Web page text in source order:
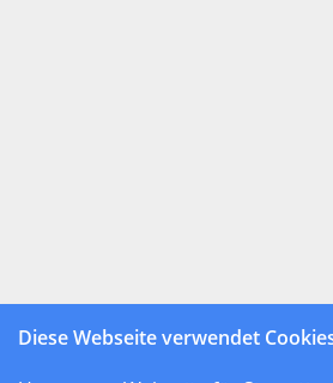
Diese Webseite verwendet